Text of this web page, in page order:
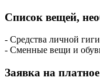
Список вещей,
- Средства личной
- Сменные вещи и
Заявка на